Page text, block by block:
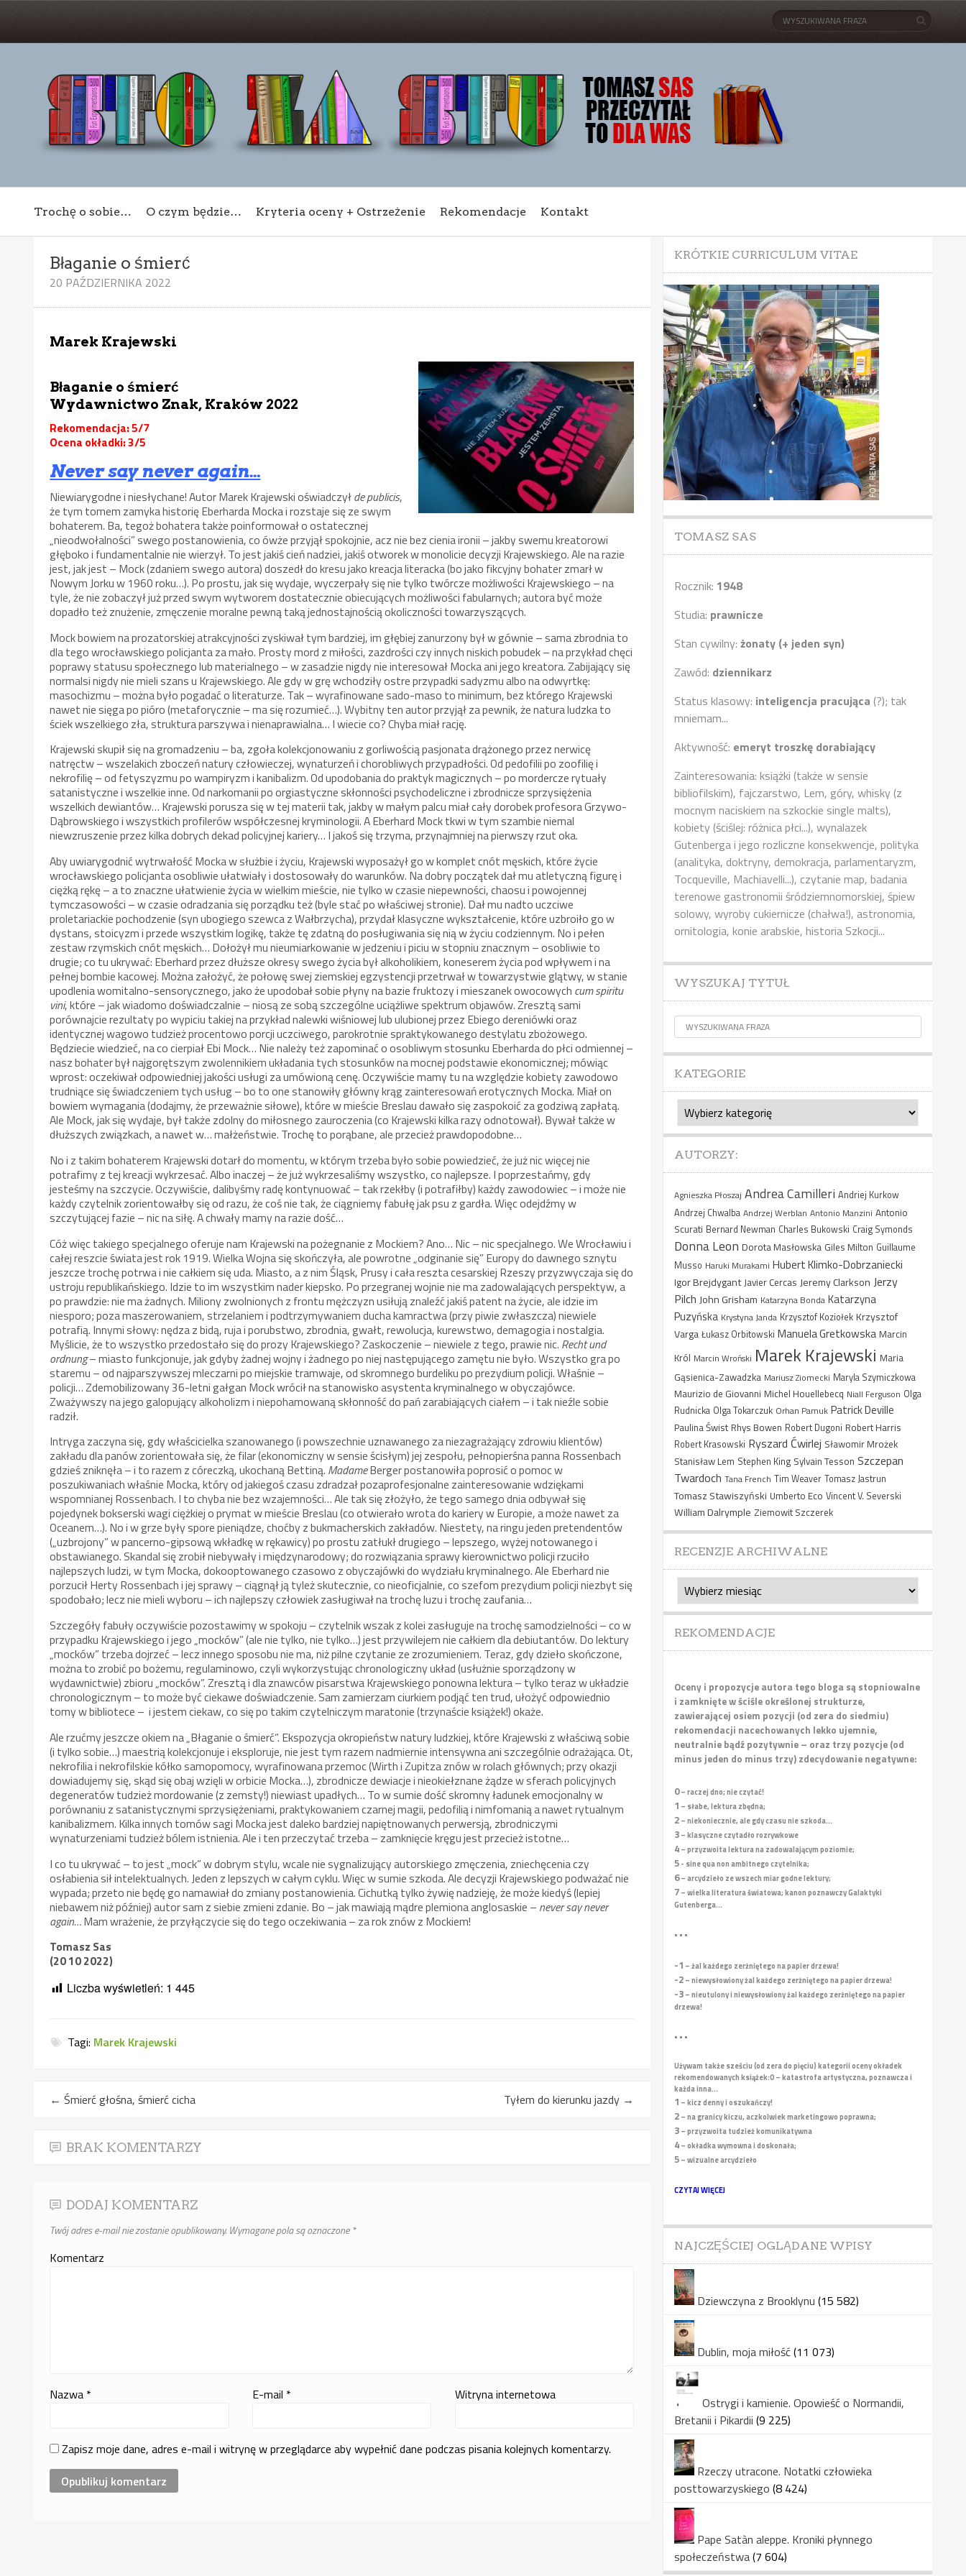
Trochę o sobie… O czym będzie… Kryteria oceny + Ostrzeżenie Rekomendacje Kontakt
Błaganie o śmierć
20 PAŹDZIERNIKA 2022
Marek Krajewski
Błaganie o śmierć
Wydawnictwo Znak, Kraków 2022
Rekomendacja: 5/7
Ocena okładki: 3/5
Never say never again…
Niewiarygodne i niesłychane! Autor Marek Krajewski oświadczyłde publicis,
że tym tomem zamyka historię Eberharda Mocka i rozstaje się ze swym
bohaterem. Ba, tegoż bohatera także poinformował o ostatecznej
„nieodwołalności” swego postanowienia, co ówże przyjął spokojnie, acz nie bez cienia ironii – jakby swemu kreatorowi
głęboko i fundamentalnie nie wierzył. To jest jakiś cień nadziei, jakiś otworek w monolicie decyzji Krajewskiego. Ale na razie
jest, jak jest – Mock (zdaniem swego autora) doszedł do kresu jako kreacja literacka (bo jako fikcyjny bohater zmarł w
Nowym Jorku w 1960 roku…). Po prostu, jak się wydaje, wyczerpały się nie tylko twórcze możliwości Krajewskiego – na
tyle, że nie zobaczył już przed swym wytworem dostatecznie obiecujących możliwości fabularnych; autora być może
dopadło też znużenie, zmęczenie moralne pewną taką jednostajnością okoliczności towarzyszących.
Mock bowiem na prozatorskiej atrakcyjności zyskiwał tym bardziej, im głębiej zanurzony był w gównie – sama zbrodnia to
dla tego wrocławskiego policjanta za mało. Prosty mord z miłości, zazdrości czy innych niskich pobudek – na przykład chęci
poprawy statusu społecznego lub materialnego – w zasadzie nigdy nie interesował Mocka ani jego kreatora. Zabijający się
normalsi nigdy nie mieli szans u Krajewskiego. Ale gdy w grę wchodziły ostre przypadki sadyzmu albo na odwyrtkę:
masochizmu – można było pogadać o literaturze. Tak – wyrafinowane sado-maso to minimum, bez którego Krajewski
nawet nie sięga po pióro (metaforycznie – ma się rozumieć…). Wybitny ten autor przyjął za pewnik, że natura ludzka to
ściek wszelkiego zła, struktura parszywa i nienaprawialna… I wiecie co? Chyba miał rację.
Krajewski skupił się na gromadzeniu – ba, zgoła kolekcjonowaniu z gorliwością pasjonata drążonego przez nerwicę
natręctw – wszelakich zboczeń natury człowieczej, wynaturzeń i chorobliwych przypadłości. Od pedofilii po zoofilię i
nekrofilię – od fetyszyzmu po wampiryzm i kanibalizm. Od upodobania do praktyk magicznych – po mordercze rytuały
satanistyczne i wszelkie inne. Od narkomanii po orgiastyczne skłonności psychodeliczne i zbrodnicze sprzysiężenia
wszelkich dewiantów… Krajewski porusza się w tej materii tak, jakby w małym palcu miał cały dorobek profesora Grzywo-
Dąbrowskiego i wszystkich profilerów współczesnej kryminologii. A Eberhard Mock tkwi w tym szambie niemal
niewzruszenie przez kilka dobrych dekad policyjnej kariery… I jakoś się trzyma, przynajmniej na pierwszy rzut oka.
Aby uwiarygodnić wytrwałość Mocka w służbie i życiu, Krajewski wyposażył go w komplet cnót męskich, które życie
wrocławskiego policjanta osobliwie ułatwiały i dostosowały do warunków. Na dobry początek dał mu atletyczną figurę i
ciężką rękę – a to znaczne ułatwienie życia w wielkim mieście, nie tylko w czasie niepewności, chaosu i powojennej
tymczasowości – w czasie odradzania się porządku też (byle stać po właściwej stronie). Dał mu nadto uczciwe
proletariackie pochodzenie (syn ubogiego szewca z Wałbrzycha), przydał klasyczne wykształcenie, które uzbroiło go w
dystans, stoicyzm i przede wszystkim logikę, także tę zdatną do posługiwania się nią w życiu codziennym. No i pełen
zestaw rzymskich cnót męskich… Dołożył mu nieumiarkowanie w jedzeniu i piciu w stopniu znacznym – osobliwie to
drugie; co tu ukrywać: Eberhard przez dłuższe okresy swego życia był alkoholikiem, koneserem życia pod wpływem i na
pełnej bombie kacowej. Można założyć, że połowę swej ziemskiej egzystencji przetrwał w towarzystwie glątwy, w stanie
upodlenia womitalno-sensorycznego, jako że upodobał sobie płyny na bazie fruktozy i mieszanek owocowych cum spiritu
vini, które – jak wiadomo doświadczalnie – niosą ze sobą szczególne uciążliwe spektrum objawów. Zresztą sami
porównajcie rezultaty po wypiciu takiej na przykład nalewki wiśniowej lub ulubionej przez Ebiego dereniówki oraz
identycznej wagowo tudzież procentowo porcji uczciwego, parokrotnie spraktykowanego destylatu zbożowego.
Będziecie wiedzieć, na co cierpiał Ebi Mock… Nie należy też zapominać o osobliwym stosunku Eberharda do płci odmiennej –
nasz bohater był najgorętszym zwolennikiem układania tych stosunków na mocnej podstawie ekonomicznej; mówiąc
wprost: oczekiwał odpowiedniej jakości usługi za umówioną cenę. Oczywiście mamy tu na względzie kobiety zawodowo
trudniące się świadczeniem tych usług – bo to one stanowiły główny krąg zainteresowań erotycznych Mocka. Miał on
bowiem wymagania (dodajmy, że przeważnie siłowe), które w mieście Breslau dawało się zaspokoić za godziwą zapłatą.
Ale Mock, jak się wydaje, był także zdolny do miłosnego zauroczenia (co Krajewski kilka razy odnotował). Bywał także w
dłuższych związkach, a nawet w… małżeństwie. Trochę to porąbane, ale przecież prawdopodobne…
No i z takim bohaterem Krajewski dotarł do momentu, w którym trzeba było sobie powiedzieć, że już nic więcej nie
potrafimy z tej kreacji wykrzesać. Albo inaczej – że już wykrzesaliśmy wszystko, co najlepsze. I poprzestańmy, gdy
jesteśmy na szczycie. Oczywiście, dalibyśmy radę kontynuować – tak rzekłby (i potrafiłby) każdy zawodowiec – i może nie
każdy czytelnik zorientowałby się od razu, że coś nie tak, że ciągniemy fabułę jak psu z gardła. Więc odejdźmy w
szczytującej fazie – nic na siłę. A chwały mamy na razie dość…
Cóż więc takiego specjalnego oferuje nam Krajewski na pożegnanie z Mockiem? Ano… Nic – nic specjalnego. We Wrocławiu i
całej reszcie świata jest rok 1919. Wielka Wojna się skończyła, ale powrotne „odginanie się” Europy do dawnego sznytu
jeszcze trochę potrwa i nie całkiem się uda. Miasto, a z nim Śląsk, Prusy i cała reszta cesarskiej Rzeszy przyzwyczaja się do
ustroju republikańskiego. Idzie to im wszystkim nader kiepsko. Po przegranej wojnie nie ma zadowalających perspektyw, a
po prawdzie: nie ma żadnych. Miliony zwolnionych z frontu mężczyzn usiłują znaleźć jakiś patent na życie, ale idzie im
niesporo; poza maszerowaniem, strzelaniem i podtrzymywaniem ducha kamractwa (przy piwie zwłaszcza) niewiele
potrafią. Innymi słowy: nędza z bidą, ruja i porubstwo, zbrodnia, gwałt, rewolucja, kurewstwo, demagogia i nostalgia.
Myślicie, że to wszystko przedostało się do prozy Krajewskiego? Zaskoczenie – niewiele z tego, prawie nic. Recht und
ordnung– miasto funkcjonuje, jak gdyby żadnej wojny i żadnego po niej następującego zamętu nie było. Wszystko gra po
staremu – od najparszywszej mleczarni po miejskie tramwaje, od skromnego burdeliku po prezydium policji. Właśnie –
policji… Zdemobilizowany 36-letni gałgan Mock wrócił na stanowisko asystenta kryminalnego w obyczajówce.
Zważywszy na jego galopujący alkoholizm i niepohamowaną skłonność do pań zarabiających ciałem – i tak nieźle sobie
radził.
Intryga zaczyna się, gdy właścicielka szanowanego (i powszechnie uznawanego za niezagrażający zdrowiu klientów)
zakładu dla panów zorientowała się, że filar (ekonomiczny w sensie ścisłym) jej zespołu, pełnopierśna panna Rossenbach
gdzieś zniknęła – i to razem z córeczką, ukochaną Bettiną. MadameBerger postanowiła poprosić o pomoc w
poszukiwaniach właśnie Mocka, który od jakiegoś czasu zdradzał pozaprofesjonalne zainteresowanie wdziękami
wspomnianej Rossenbach. I to chyba nie bez wzajemności… Ale tak się złożyło, że tego samego dnia odbywał się
pojedynek bokserski wagi ciężkiej o prymat w mieście Breslau (co otwierało wrota do kariery w Europie, a może nawet za
Oceanem…). No i w grze były spore pieniądze, choćby z bukmacherskich zakładów. Niestety, na ringu jeden pretendentów
(„uzbrojony” w pancerno-gipsową wkładkę w rękawicy) po prostu zatłukł drugiego – lepszego, wyżej notowanego i
obstawianego. Skandal się zrobił niebywały i międzynarodowy; do rozwiązania sprawy kierownictwo policji rzuciło
najlepszych ludzi, w tym Mocka, dokooptowanego czasowo z obyczajówki do wydziału kryminalnego. Ale Eberhard nie
porzucił Herty Rossenbach i jej sprawy – ciągnął ją tyleż skutecznie, co nieoficjalnie, co szefom prezydium policji niezbyt się
spodobało; lecz nie mieli wyboru – ich najlepszy człowiek zasługiwał na trochę luzu i trochę zaufania…
Szczegóły fabuły oczywiście pozostawimy w spokoju – czytelnik wszak z kolei zasługuje na trochę samodzielności – co w
przypadku Krajewskiego i jego „mocków” (ale nie tylko, nie tylko…) jest przywilejem nie całkiem dla debiutantów. Do lektury
„mocków” trzeba dojrzeć – lecz innego sposobu nie ma, niż pilne czytanie ze zrozumieniem. Teraz, gdy dzieło skończone,
można to zrobić po bożemu, regulaminowo, czyli wykorzystując chronologiczny układ (usłużnie sporządzony w
wydawnictwie) zbioru „mocków”. Zresztą i dla znawców pisarstwa Krajewskiego ponowna lektura – tylko teraz w układzie
chronologicznym – to może być ciekawe doświadczenie. Sam zamierzam ciurkiem podjąć ten trud, ułożyć odpowiednio
tomy w bibliotece – i jestem ciekaw, co się po takim czytelniczym maratonie (trzynaście książek!) okaże.
Ale rzućmy jeszcze okiem na „Błaganie o śmierć”. Ekspozycja okropieństw natury ludzkiej, które Krajewski z właściwą sobie
(i tylko sobie…) maestrią kolekcjonuje i eksploruje, nie jest tym razem nadmiernie intensywna ani szczególnie odrażająca. Ot,
nekrofilia i nekrofilskie kółko samopomocy, wyrafinowana przemoc (Wirth i Zupitza znów w rolach głównych; przy okazji
dowiadujemy się, skąd się obaj wzięli w orbicie Mocka…), zbrodnicze dewiacje i nieokiełznane żądze w sferach policyjnych
degeneratów tudzież mordowanie (z zemsty!) niewiast upadłych… To w sumie dość skromny ładunek emocjonalny w
porównaniu z satanistycznymi sprzysiężeniami, praktykowaniem czarnej magii, pedofilią i nimfomanią a nawet rytualnym
kanibalizmem. Kilka innych tomów sagi Mocka jest daleko bardziej napiętnowanych perwersją, zbrodniczymi
wynaturzeniami tudzież bólem istnienia. Ale i ten przeczytać trzeba – zamknięcie kręgu jest przecież istotne…
I co tu ukrywać – to jest „mock” w dobrym stylu, wcale nie sygnalizujący autorskiego zmęczenia, zniechęcenia czy
osłabienia sił intelektualnych. Jeden z lepszych w całym cyklu. Więc w sumie szkoda. Ale decyzji Krajewskiego podważać nie
wypada; przeto nie będę go namawiał do zmiany postanowienia. Cichutką tylko żywię nadzieję, że może kiedyś (lepiej
niebawem niż później) autor sam z siebie zmieni zdanie. Bo – jak mawiają mądre plemiona anglosaskie – never say never
again…Mam wrażenie, że przyłączycie się do tego oczekiwania – za rok znów z Mockiem!
Tomasz Sas
(20 10 2022)
Liczba wyświetleń: 1 445
Tagi: Marek Krajewski
← Śmierć głośna, śmierć cicha Tyłem do kierunku jazdy →
BRAK KOMENTARZY
DODAJ KOMENTARZ
Twój adres e-mail nie zostanie opublikowany.Wymagane pola są oznaczone*
Komentarz
Nazwa * E-mail * Witryna internetowa
Zapisz moje dane, adres e-mail i witrynę w przeglądarce aby wypełnić dane podczas pisania kolejnych komentarzy.
KRÓTKIE CURRICULUM VITAE
TOMASZ SAS
Rocznik: 1948
Studia: prawnicze
Stan cywilny: żonaty (+ jeden syn)
Zawód: dziennikarz
Status klasowy: inteligencja pracująca (?); tak
mniemam...
Aktywność: emeryt troszkę dorabiający
Zainteresowania: książki (także w sensie
bibliofilskim), fajczarstwo, Lem, góry, whisky (z
mocnym naciskiem na szkockie single malts),
kobiety (ściślej: różnica płci...), wynalazek
Gutenberga i jego rozliczne konsekwencje, polityka
(analityka, doktryny, demokracja, parlamentaryzm,
Tocqueville, Machiavelli...), czytanie map, badania
terenowe gastronomii śródziemnomorskiej, śpiew
solowy, wyroby cukiernicze (chałwa!), astronomia,
ornitologia, konie arabskie, historia Szkocji...
WYSZUKAJ TYTUŁ
KATEGORIE
Kategorie
AUTORZY:
Agnieszka Płoszaj Andrea Camilleri Andriej Kurkow
Andrzej Chwalba Andrzej Werblan Antonio Manzini Antonio
Scurati Bernard Newman Charles Bukowski Craig Symonds
Donna Leon Dorota Masłowska Giles Milton Guillaume
Musso Haruki Murakami Hubert Klimko-Dobrzaniecki
Igor Brejdygant Javier Cercas Jeremy Clarkson Jerzy
Pilch John Grisham Katarzyna Bonda Katarzyna
Puzyńska Krystyna Janda Krzysztof Koziołek Krzysztof
Varga Łukasz Orbitowski Manuela Gretkowska Marcin
Król Marcin Wroński Marek Krajewski Maria
Gąsienica-Zawadzka Mariusz Ziomecki Maryla Szymiczkowa
Maurizio de Giovanni Michel Houellebecq Niall Ferguson Olga
Rudnicka Olga Tokarczuk Orhan Pamuk Patrick Deville
Paulina Świst Rhys Bowen Robert Dugoni Robert Harris
Robert Krasowski Ryszard Ćwirlej Sławomir Mrożek
Stanisław Lem Stephen King Sylvain Tesson Szczepan
Twardoch Tana French Tim Weaver Tomasz Jastrun
Tomasz Stawiszyński Umberto Eco Vincent V. Severski
William Dalrymple Ziemowit Szczerek
RECENZJE ARCHIWALNE
Recenzje
archiwalne
REKOMENDACJE
Oceny i propozycje autora tego bloga są stopniowalne
i zamknięte w ściśle określonej strukturze,
zawierającej osiem pozycji (od zera do siedmiu)
rekomendacji nacechowanych lekko ujemnie,
neutralnie bądź pozytywnie – oraz trzy pozycje (od
minus jeden do minus trzy) zdecydowanie negatywne:
0– raczej dno; nie czytać!
1 – słabe, lektura zbędna;
2– niekoniecznie, ale gdy czasu nie szkoda...
3– klasyczne czytadło rozrywkowe
4– przyzwoita lektura na zadowalającym poziomie;
5- sine qua non ambitnego czytelnika;
6– arcydzieło ze wszech miar godne lektury;
7– wielka literatura światowa; kanon poznawczy Galaktyki
Gutenberga...
• • •
-1 – żal każdego zerżniętego na papier drzewa!
-2– niewysłowiony żal każdego zerżniętego na papier drzewa!
-3– nieutulony i niewysłowiony żal każdego zerżniętego na papier
drzewa!
• • •
Używam także sześciu (od zera do pięciu) kategorii oceny okładek
rekomendowanych książek:0 – katastrofa artystyczna, poznawcza i
każda inna...
1 – kicz denny i oszukańczy!
2– na granicy kiczu, aczkolwiek marketingowo poprawna;
3– przyzwoita tudzież komunikatywna
4– okładka wymowna i doskonała;
5– wizualne arcydzieło
CZYTAJ WIĘCEJ
NAJCZĘŚCIEJ OGLĄDANE WPISY
Dziewczyna z Brooklynu (15 582)
Dublin, moja miłość(11 073)
Ostrygi i kamienie. Opowieść o Normandii,
Bretanii i Pikardii (9 225)
Rzeczy utracone. Notatki człowieka
posttowarzyskiego (8 424)
Pape Satàn aleppe. Kroniki płynnego
społeczeństwa(7 604)